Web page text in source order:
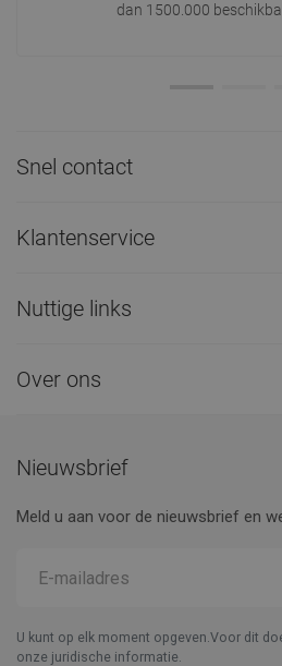
dan 1500.000
Snel contact
Klantenservice
Nuttige links
Over ons
Nieuwsbrief
Meld u aan voor de nieuwsbrief en
U kunt op elk moment opgeven.Voor dit
onze juridische informatie.